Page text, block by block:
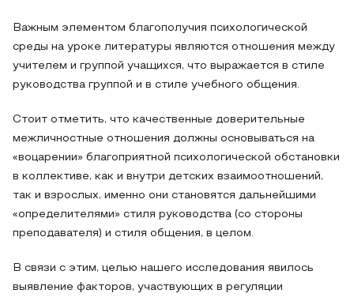
Важным элементом благополучия психологической
среды на уроке литературы являются отношения между
учителем и группой учащихся, что выражается в стиле
руководства группой и в стиле учебного общения.
Стоит отметить, что качественные доверительные
межличностные отношения должны основываться на
«воцарении» благоприятной психологической обстановки
в коллективе, как и внутри детских взаимоотношений,
так и взрослых, именно они становятся дальнейшими
«определителями» стиля руководства (со стороны
преподавателя) и стиля общения, в целом.
В связи с этим, целью нашего исследования явилось
выявление факторов, участвующих в регуляции